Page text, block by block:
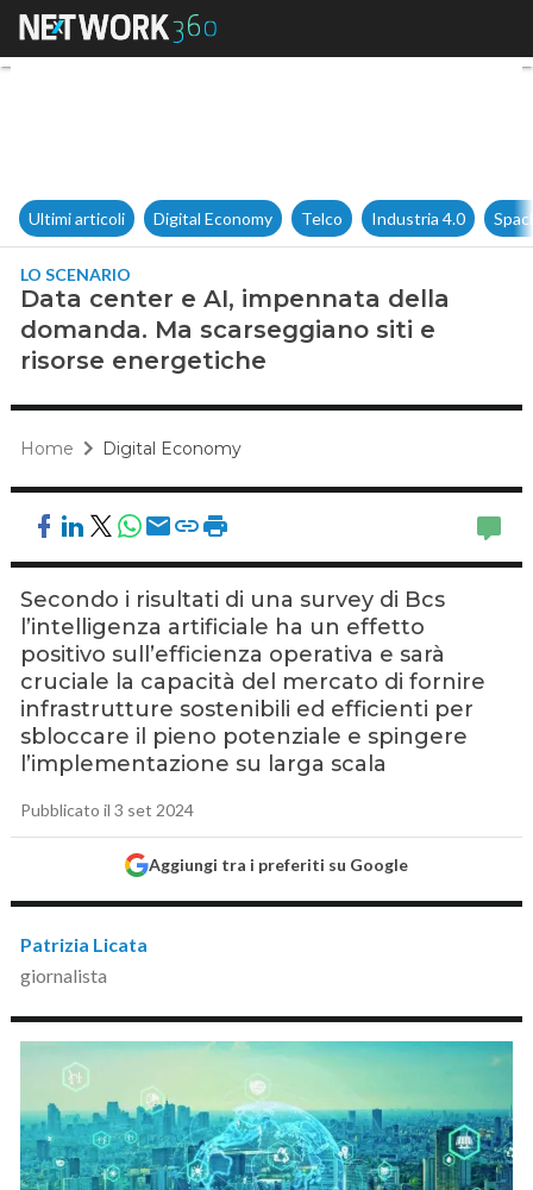
Data center e AI, impennata
Ultimi articoli Digital Economy Telco Industria 4.0
LO SCENARIO
Data center e AI, impennata della
domanda. Ma scarseggiano siti e
risorse energetiche
Home Digital Economy
Secondo i risultati di una survey di Bcs
l’intelligenza artificiale ha un effetto
positivo sull’efficienza operativa e sarà
cruciale la capacità del mercato di fornire
infrastrutture sostenibili ed efficienti per
sbloccare il pieno potenziale e spingere
l’implementazione su larga scala
Pubblicato il 3 set 2024
Aggiungi tra i preferiti su Google
Patrizia Licata
giornalista